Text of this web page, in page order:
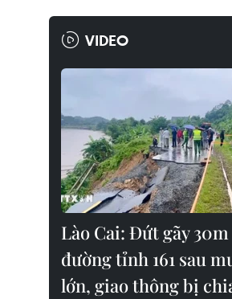
VIDEO
Lào Cai: Đứt gãy 30m
đường tỉnh 161 sau
lớn, giao thông bị